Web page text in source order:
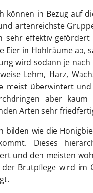
können in Bezug auf
artenreichste
sehr effektiv gefördert
Eier in Hohlräume ab,
wird sodann je
Lehm, Harz,
meist überwintert
aber
Arten sehr
bilden wie die
Dieses
und den meisten
der Brutpflege wird im